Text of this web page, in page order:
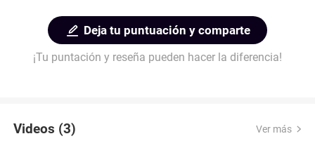
Deja tu puntuación y comparte
¡Tu puntación y reseña pueden hacer la diferencia!
Videos (3) Ver más